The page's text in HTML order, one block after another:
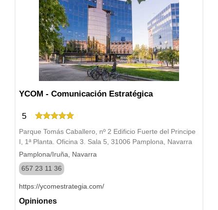
YCOM - Comunicación Estratégica
5
Parque Tomás Caballero, nº 2 Edificio Fuerte del Principe
I, 1ª Planta. Oficina 3. Sala 5, 31006 Pamplona, Navarra
Pamplona/Iruña, Navarra
657 23 11 36
https://ycomestrategia.com/
Opiniones